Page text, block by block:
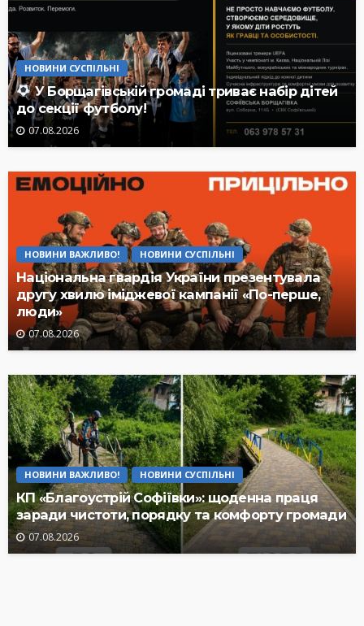
НОВИНИ СУСПІЛЬНІ
У Борщагівській громаді триває набір дітей
до секції футболу!
07.08.2026
НОВИНИ ВАЖЛИВО! НОВИНИ СУСПІЛЬНІ
Національна гвардія України презентувала
другу хвилю іміджевої кампанії «По-перше,
люди»
07.08.2026
НОВИНИ ВАЖЛИВО! НОВИНИ СУСПІЛЬНІ
КП «Благоустрій Софіївки»: щоденна праця
заради чистоти, порядку та комфорту громади
07.08.2026